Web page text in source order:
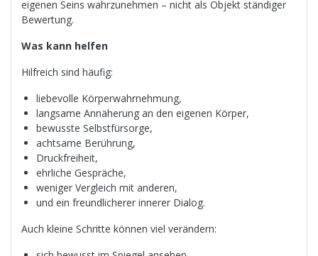
eigenen Seins wahrzunehmen – nicht als Objekt ständiger
Bewertung.
Was kann helfen
Hilfreich sind häufig:
liebevolle Körperwahrnehmung,
langsame Annäherung an den eigenen Körper,
bewusste Selbstfürsorge,
achtsame Berührung,
Druckfreiheit,
ehrliche Gespräche,
weniger Vergleich mit anderen,
und ein freundlicherer innerer Dialog.
Auch kleine Schritte können viel verändern: